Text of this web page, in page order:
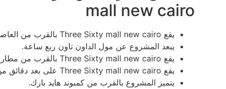
mall new cairo
يقع Three Sixty mall new cairo بالقرب من العاصمة فقط 10 دقائق.
يبعد المشروع عن مول الداون تاون ربع ساعة.
يقع Three Sixty mall new cairo بالقرب من مطار القاهرة الدولي.
يقع Three Sixty mall new cairo على بعد دقائق من AUC.
يتميز المشروع بالقرب من كمبوند هايد بارك.